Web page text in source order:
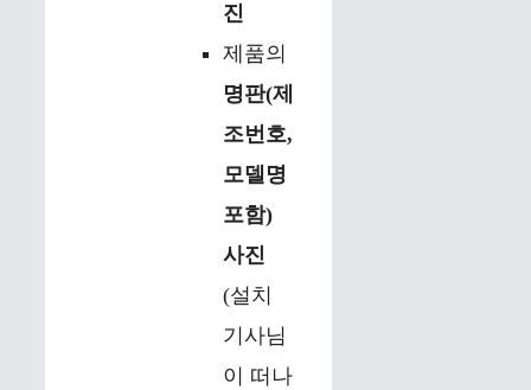
진
제품의
명판(제
조번호,
모델명
포함)
사진
(설치
기사님
이 떠나